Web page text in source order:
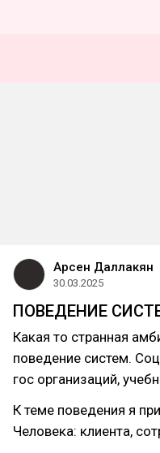
Арсен Даллакян
30.03.2025
ПОВЕДЕНИЕ
Какая то странная
поведение систем.
гос организаций,
К теме поведения я
Человека: клиента,